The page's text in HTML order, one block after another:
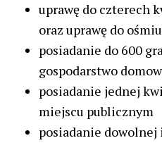
uprawę do czterech
oraz uprawę do
posiadanie do 600
gospodarstwo
posiadanie jednej
miejscu publicznym
posiadanie dowolnej